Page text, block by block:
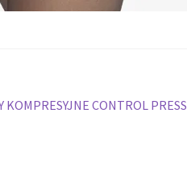
KOMPRESYJNE CONTROL PRESS